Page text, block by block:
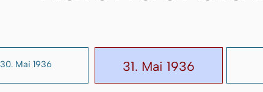
30. Mai 1936 31. Mai 1936